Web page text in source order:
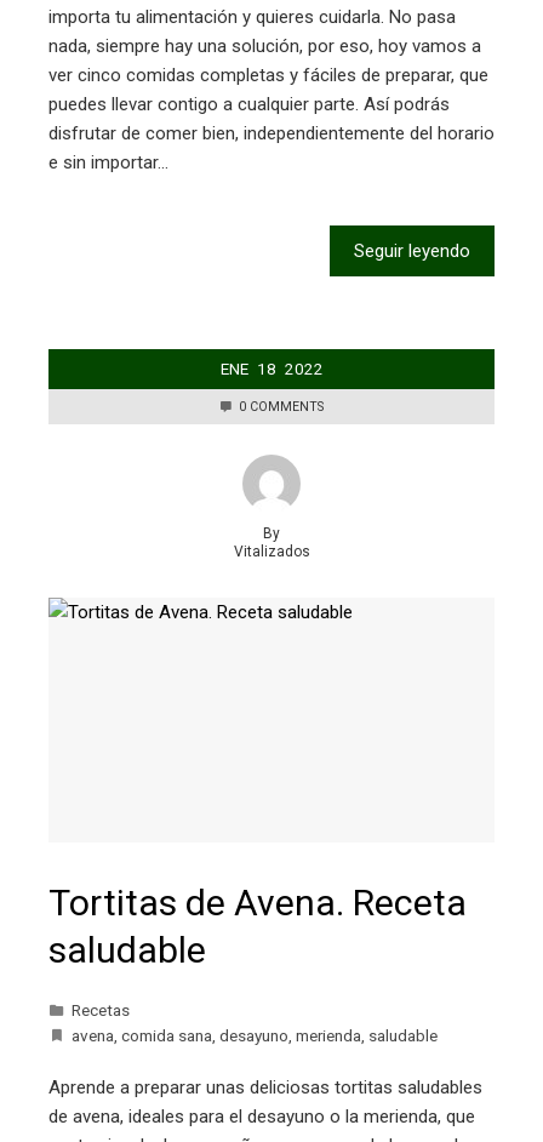
importa tu alimentación y quieres cuidarla. No pasa
nada, siempre hay una solución, por eso, hoy vamos a
ver cinco comidas completas y fáciles de preparar, que
puedes llevar contigo a cualquier parte. Así podrás
disfrutar de comer bien, independientemente del horario
e sin importar…
Seguir leyendo
ENE 18 2022
0 COMMENTS
By
Vitalizados
Tortitas de Avena. Receta
saludable
Recetas
avena comida sana desayuno merienda saludable
Aprende a preparar unas deliciosas tortitas saludables
de avena, ideales para el desayuno o la merienda, que